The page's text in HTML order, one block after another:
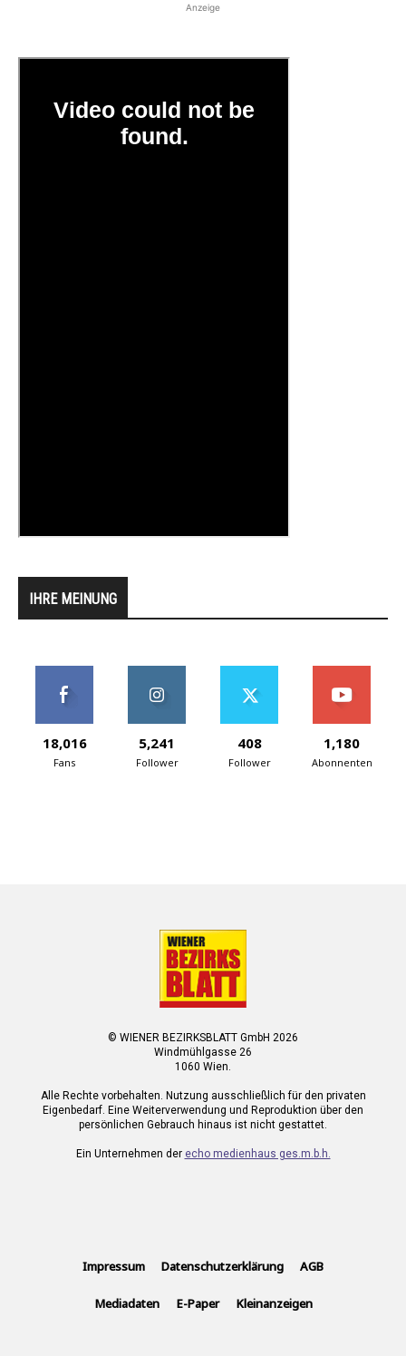
Anzeige
IHRE MEINUNG
18,016
Fans
5,241
Follower
408
Follower
1,180
Abonnenten
© WIENER BEZIRKSBLATT GmbH 2026
Windmühlgasse 26
1060 Wien.
Alle Rechte vorbehalten. Nutzung ausschließlich für den privaten
Eigenbedarf. Eine Weiterverwendung und Reproduktion über den
persönlichen Gebrauch hinaus ist nicht gestattet.
Ein Unternehmen der echo medienhaus ges.m.b.h.
Impressum Datenschutzerklärung AGB
Mediadaten E-Paper Kleinanzeigen